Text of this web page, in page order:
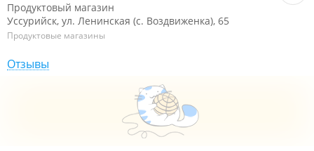
Продуктовый магазин
Уссурийск, ул. Ленинская (с. Воздвиженка), 65
Продуктовые магазины
Отзывы